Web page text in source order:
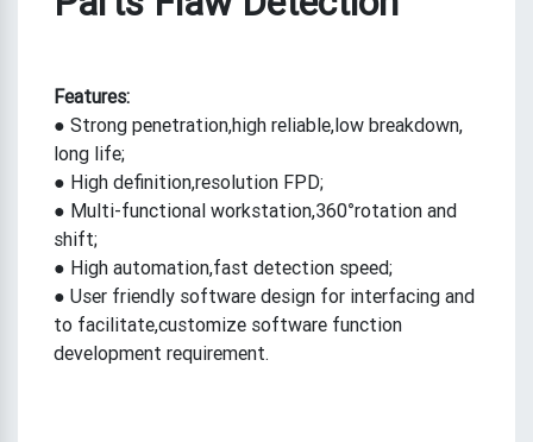
Features:
● Strong penetration,high reliable,low breakdown,
long life;
● High definition,resolution FPD;
● Multi-functional workstation,360°rotation and
shift;
● High automation,fast detection speed;
● User friendly software design for interfacing and
to facilitate,customize software function
development requirement.